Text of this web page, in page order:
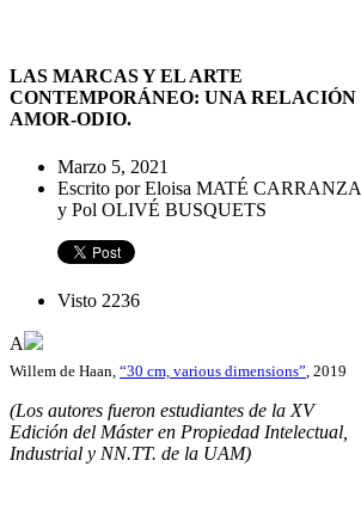
LAS MARCAS Y EL ARTE
CONTEMPORÁNEO: UNA RELACIÓN
AMOR-ODIO.
Marzo 5, 2021
Escrito por Eloisa MATÉ CARRANZA
y Pol OLIVÉ BUSQUETS
Visto 2236
A
Willem de Haan, “30 cm, various dimensions” , 2019
(Los autores fueron estudiantes de la XV
Edición del Máster en Propiedad Intelectual,
Industrial y NN.TT. de la UAM)